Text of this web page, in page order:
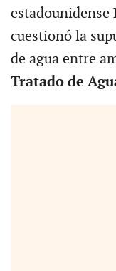
estadounidense
cuestionó la
de agua entre
Tratado de